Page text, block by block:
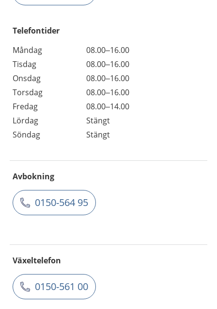
Telefontider
Måndag
08.00–16.00
Tisdag
08.00–16.00
Onsdag
08.00–16.00
Torsdag
08.00–16.00
Fredag
08.00–14.00
Lördag
Stängt
Söndag
Stängt
Avbokning
0150-564 95
Växeltelefon
0150-561 00